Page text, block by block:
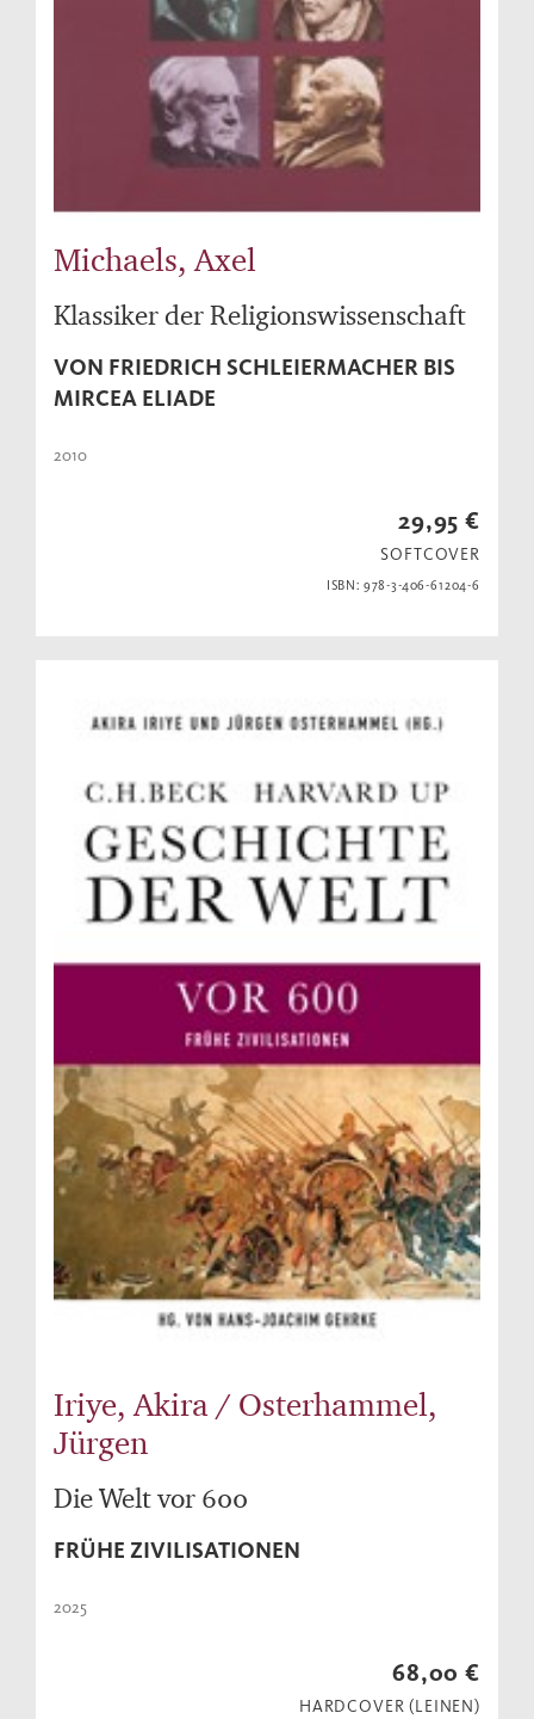
Michaels, Axel
Klassiker der Religionswissenschaft
VON FRIEDRICH SCHLEIERMACHER BIS
MIRCEA ELIADE
2010
29,95 €
SOFTCOVER
ISBN: 978-3-406-61204-6
Iriye, Akira / Osterhammel,
Jürgen
Die Welt vor 600
FRÜHE ZIVILISATIONEN
2025
68,00 €
HARDCOVER (LEINEN)